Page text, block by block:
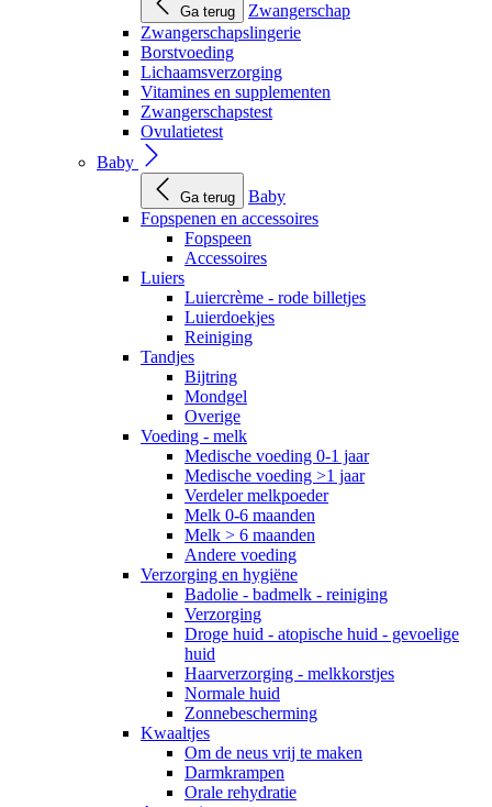
Ga terug
Zwangerschap
Zwangerschapslingerie
Borstvoeding
Lichaamsverzorging
Vitamines en supplementen
Zwangerschapstest
Ovulatietest
Baby
Ga terug
Baby
Fopspenen en accessoires
Fopspeen
Accessoires
Luiers
Luiercrème - rode billetjes
Luierdoekjes
Reiniging
Tandjes
Bijtring
Mondgel
Overige
Voeding - melk
Medische voeding 0-1 jaar
Medische voeding >1 jaar
Verdeler melkpoeder
Melk 0-6 maanden
Melk > 6 maanden
Andere voeding
Verzorging en hygiëne
Badolie - badmelk - reiniging
Verzorging
Droge huid - atopische huid - gevoelige
huid
Haarverzorging - melkkorstjes
Normale huid
Zonnebescherming
Kwaaltjes
Om de neus vrij te maken
Darmkrampen
Orale rehydratie